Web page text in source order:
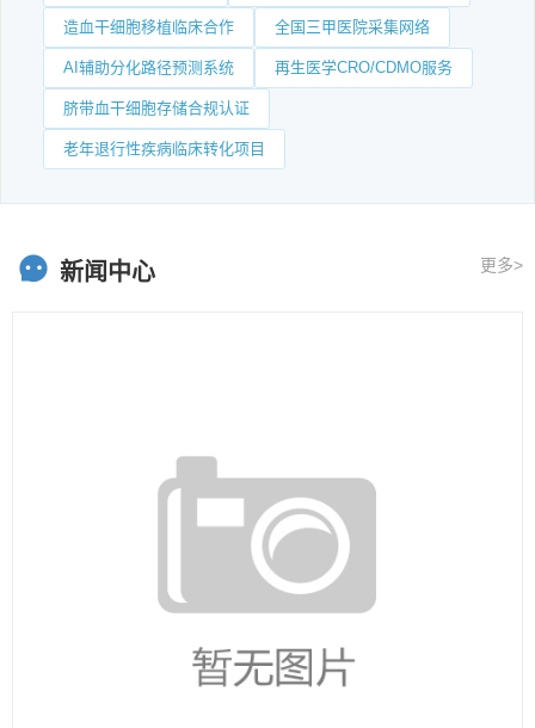
造血干细胞移植临床合作 全国三甲医院采集网络
AI辅助分化路径预测系统 再生医学CRO/CDMO服务
脐带血干细胞存储合规认证
老年退行性疾病临床转化项目
新闻中心 更多>